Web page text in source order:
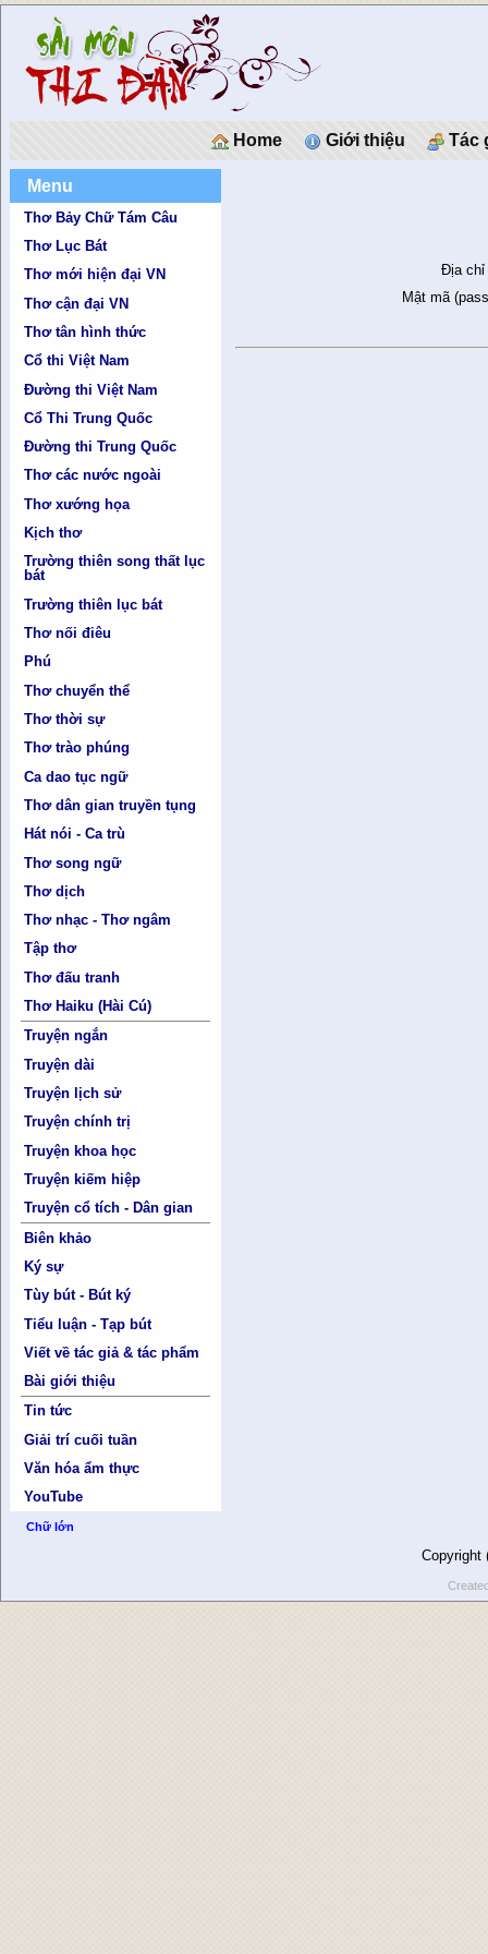
Home Giới thiệu Tác
Menu
Thơ Bảy Chữ Tám Câu
Thơ Lục Bát
Thơ mới hiện đại VN
Thơ cận đại VN
Thơ tân hình thức
Cổ thi Việt Nam
Đường thi Việt Nam
Cổ Thi Trung Quốc
Đường thi Trung Quốc
Thơ các nước ngoài
Thơ xướng họa
Kịch thơ
Trường thiên song thất lục
bát
Trường thiên lục bát
Thơ nối điêu
Phú
Thơ chuyển thể
Thơ thời sự
Thơ trào phúng
Ca dao tục ngữ
Thơ dân gian truyền tụng
Hát nói - Ca trù
Thơ song ngữ
Thơ dịch
Thơ nhạc - Thơ ngâm
Tập thơ
Thơ đấu tranh
Thơ Haiku (Hài Cú)
Truyện ngắn
Truyện dài
Truyện lịch sử
Truyện chính trị
Truyện khoa học
Truyện kiếm hiệp
Truyện cổ tích - Dân gian
Biên khảo
Ký sự
Tùy bút - Bút ký
Tiểu luận - Tạp bút
Viết về tác giả & tác phẩm
Bài giới thiệu
Tin tức
Giải trí cuối tuần
Văn hóa ẩm thực
YouTube
Chữ lớn
Địa chỉ
Mật mã
Copyright